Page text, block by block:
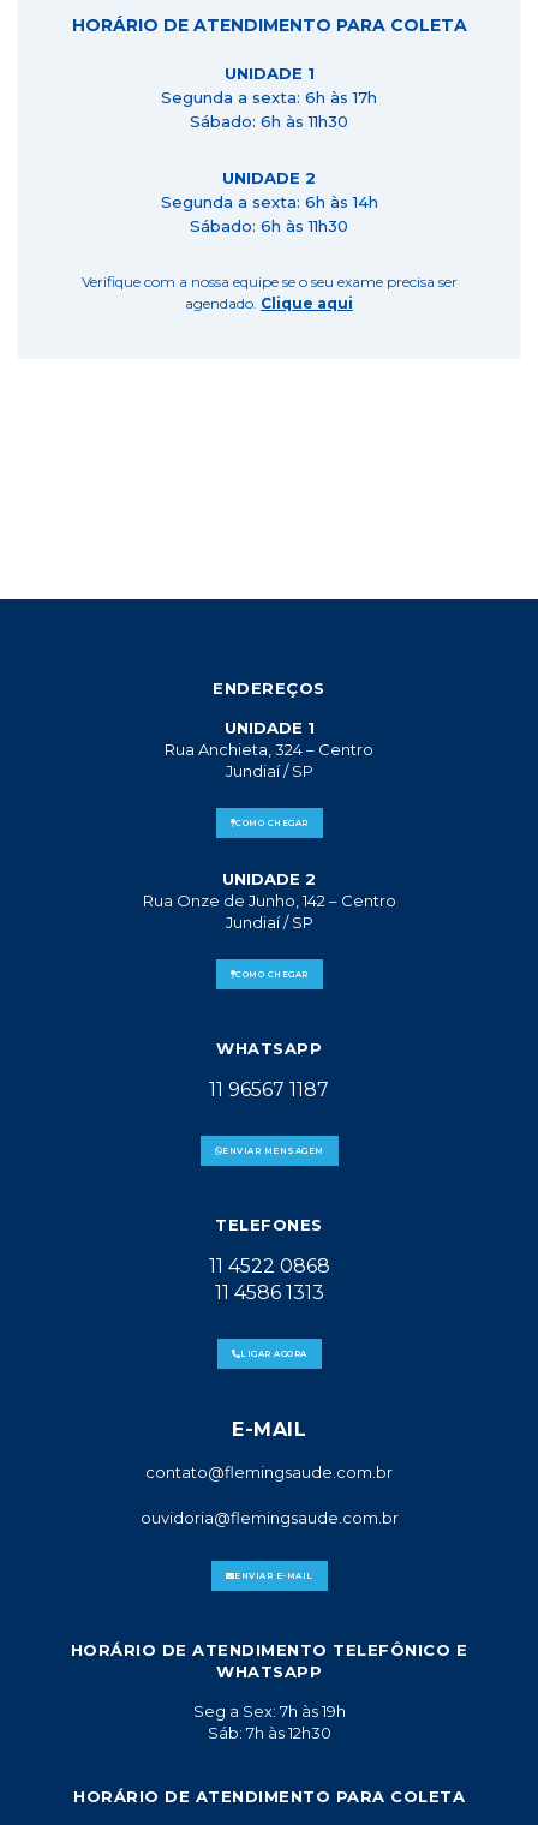
HORÁRIO DE ATENDIMENTO PARA COLETA
UNIDADE 1
Segunda a sexta: 6h às 17h
Sábado: 6h às 11h30
UNIDADE 2
Segunda a sexta: 6h às 14h
Sábado: 6h às 11h30
Verifique com a nossa equipe se o seu exame precisa ser
agendado. Clique aqui
ENDEREÇOS
UNIDADE 1
Rua Anchieta, 324 – Centro
Jundiaí / SP
COMO CHEGAR
UNIDADE 2
Rua Onze de Junho, 142 – Centro
Jundiaí / SP
COMO CHEGAR
WHATSAPP
11 96567 1187
ENVIAR MENSAGEM
TELEFONES
11 4522 0868
11 4586 1313
LIGAR AGORA
E-MAIL
contato@flemingsaude.com.br
ouvidoria@flemingsaude.com.br
ENVIAR E-MAIL
HORÁRIO DE ATENDIMENTO TELEFÔNICO E
WHATSAPP
Seg a Sex: 7h às 19h
Sáb: 7h às 12h30
HORÁRIO DE ATENDIMENTO PARA COLETA